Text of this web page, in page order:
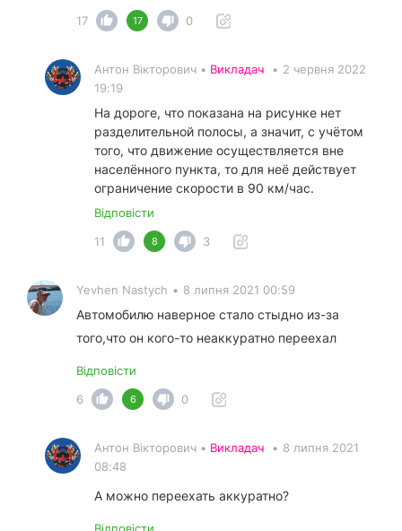
17
17 0
Антон Вікторович • Викладач • 2 червня 2022
19:19
На дороге, что показана на рисунке нет
разделительной полосы, а значит, с учётом
того, что движение осуществляется вне
населённого пункта, то для неё действует
ограничение скорости в 90 км/час.
Відповісти
11
8 3
Yevhen Nastych • 8 липня 2021 00:59
Автомобилю наверное стало стыдно из-за
того,что он кого-то неаккуратно переехал
Відповісти
6
6 0
Антон Вікторович • Викладач • 8 липня 2021
08:48
А можно переехать аккуратно?
Відповісти